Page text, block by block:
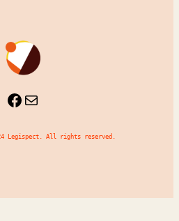
Facebook
Mail
Legispect. All rights reserved.